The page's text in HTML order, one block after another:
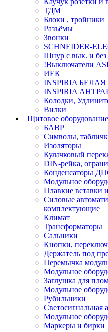
Каучук розетки и
ТДМ
Блоки , тройники
Разъёмы
Звонки
SCHNEIDER-
Шнур с вык. и без
!Выключатели
ИЕК
INSPIRIA БЕЛАЯ
INSPIRIA
Колодки,
Вилки
Щитовое оборудование
БАВР
Символы,
Изоляторы
Кулачковый
DIN-рейка,
Конденсаторы
Модульное
Плавкие вставки
Силовые
комплектующие
Климат
Трансформаторы
Сальники
Кнопки,
Держатель под
Перемычка
Модульное
Заглушка для
Модульное
Рубильники
Светосигнальная
Модульное
Маркеры и бирки